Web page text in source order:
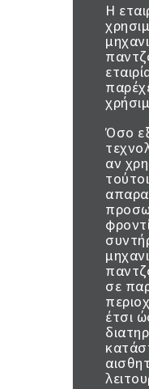
Η
Όσο
αν
σε
έτσι